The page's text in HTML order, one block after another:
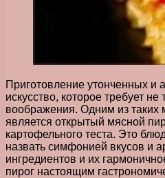
Приготовление утонченных и
искусство, которое требует
воображения. Одним из таких
является открытый мясной
картофельного теста. Это
назвать симфонией вкусов и
ингредиентов и их
пирог настоящим